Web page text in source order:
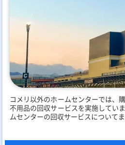
コメリ以外のホームセンターでは、
不用品の回収サービスを実施してい
ムセンターの回収サービスについてま